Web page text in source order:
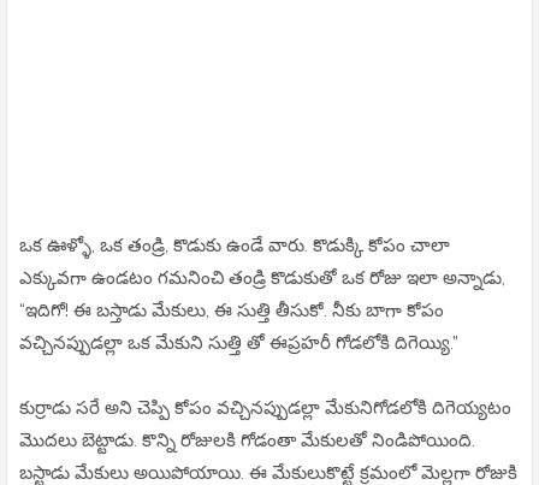
ఒక ఊళ్ళో, ఒక తండ్రి, కొడుకు ఉండే వారు. కొడుక్కి కోపం చాలా
ఎక్కువగా ఉండటం గమనించి తండ్రి కొడుకుతో ఒక రోజు ఇలా అన్నాడు,
“ఇదిగో! ఈ బస్తాడు మేకులు, ఈ సుత్తి తీసుకో. నీకు బాగా కోపం
వచ్చినప్పుడల్లా ఒక మేకుని సుత్తి తో ఈప్రహరీ గోడలోకి దిగెయ్యి.”
కుర్రాడు సరే అని చెప్పి కోపం వచ్చినప్పుడల్లా మేకునిగోడలోకి దిగెయ్యటం
మొదలు బెట్టాడు. కొన్ని రోజులకి గోడంతా మేకులతో నిండిపోయింది.
బస్టాడు మేకులు అయిపోయాయి. ఈ మేకులుకొట్టే క్రమంలో మెల్లగా రోజుకి